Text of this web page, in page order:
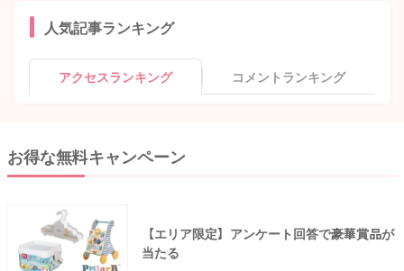
人気記事ランキング
アクセスランキング コメントランキング
お得な無料キャンペーン
【エリア限定】アンケート回答で豪華賞品が
当たる